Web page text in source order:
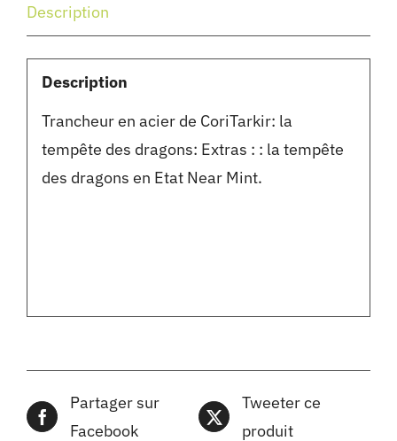
Description
Description
Trancheur en acier de CoriTarkir: la
tempête des dragons: Extras : : la tempête
des dragons en Etat Near Mint.
Partager sur
Facebook
Tweeter ce
produit